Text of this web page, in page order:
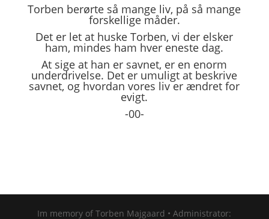
Torben berørte så mange liv, på så mange
forskellige måder.
Det er let at huske Torben, vi der elsker
ham, mindes ham hver eneste dag.
At sige at han er savnet, er en enorm
underdrivelse. Det er umuligt at beskrive
savnet, og hvordan vores liv er ændret for
evigt.
-00-
Im memory of Torben Majgaard • Administrator: